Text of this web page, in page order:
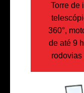
Torre de
360°,
de até 9
rodovias